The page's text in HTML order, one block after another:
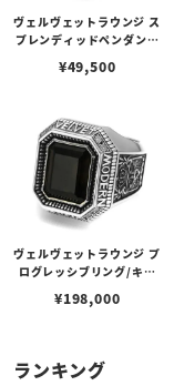
ヴェルヴェットラウンジ ス
プレンディッドペンダント
¥49,500
ヴェルヴェットラウンジ プ
ログレッシブリング/キュ
ウン） -#25
¥198,000
ランキング